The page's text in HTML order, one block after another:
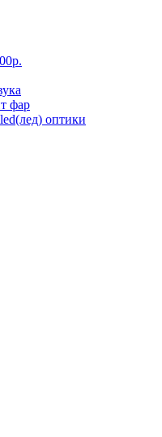
фар
оптики